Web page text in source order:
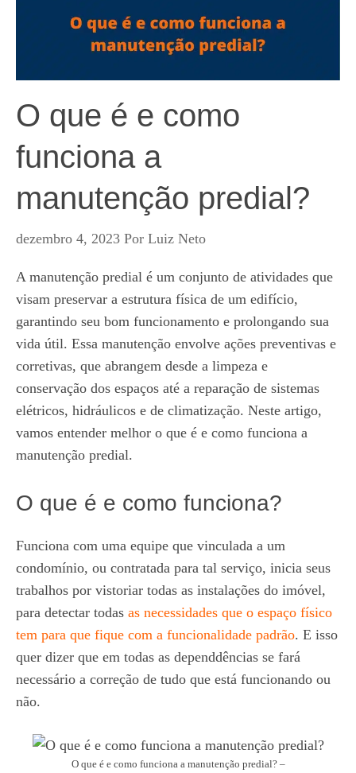
O que é e como
funciona a
manutenção predial?
dezembro 4, 2023 Por Luiz Neto
A manutenção predial é um conjunto de atividades que
visam preservar a estrutura física de um edifício,
garantindo seu bom funcionamento e prolongando sua
vida útil. Essa manutenção envolve ações preventivas e
corretivas, que abrangem desde a limpeza e
conservação dos espaços até a reparação de sistemas
elétricos, hidráulicos e de climatização. Neste artigo,
vamos entender melhor o que é e como funciona a
manutenção predial.
O que é e como funciona?
Funciona com uma equipe que vinculada a um
condomínio, ou contratada para tal serviço, inicia seus
trabalhos por vistoriar todas as instalações do imóvel,
para detectar todas as necessidades que o espaço físico
tem para que fique com a funcionalidade padrão. E isso
quer dizer que em todas as dependdências se fará
necessário a correção de tudo que está funcionando ou
não.
O que é e como funciona a manutenção predial? –